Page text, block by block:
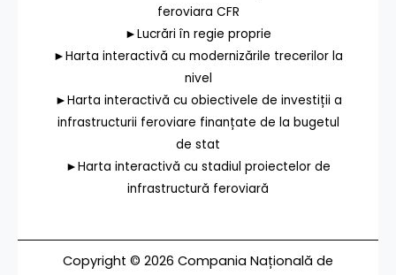
feroviara CFR
►Lucrări în regie proprie
►Harta interactivă cu modernizările trecerilor la
nivel
►Harta interactivă cu obiectivele de investiții a
infrastructurii feroviare finanțate de la bugetul
de stat
►Harta interactivă cu stadiul proiectelor de
infrastructură feroviară
Copyright © 2026 Compania Națională de